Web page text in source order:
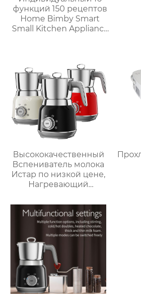
функций 150 рецептов
Home Bimby Smart
Small Kitchen Appliance
Термопроцессор
Высококачественный
Вспениватель молока
Истар по низкой цене,
Нагревающий
пену, Электрический
Вспениватель молока